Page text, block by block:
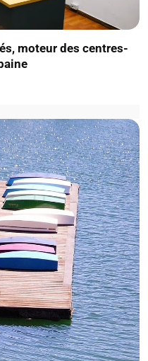
moteur des centres-